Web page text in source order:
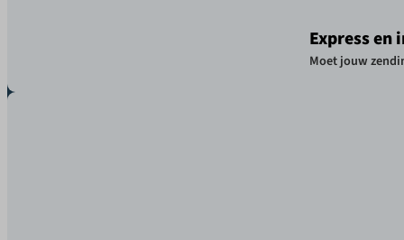
Express
Moet jouw